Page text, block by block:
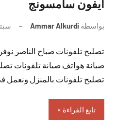
ايفون سامسونج
بواسطة Ammar Alkurdi سبتمبر
تصليح تلفونات صباح الناصر
صيانة هواتف صيانة تلفونات
تصليح تلفونات بالمنزل
تابع القراءة